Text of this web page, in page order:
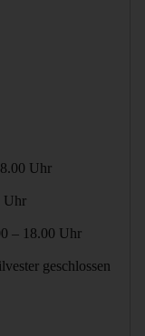
Uhr
Uhr
– 18.00 Uhr
geschlossen